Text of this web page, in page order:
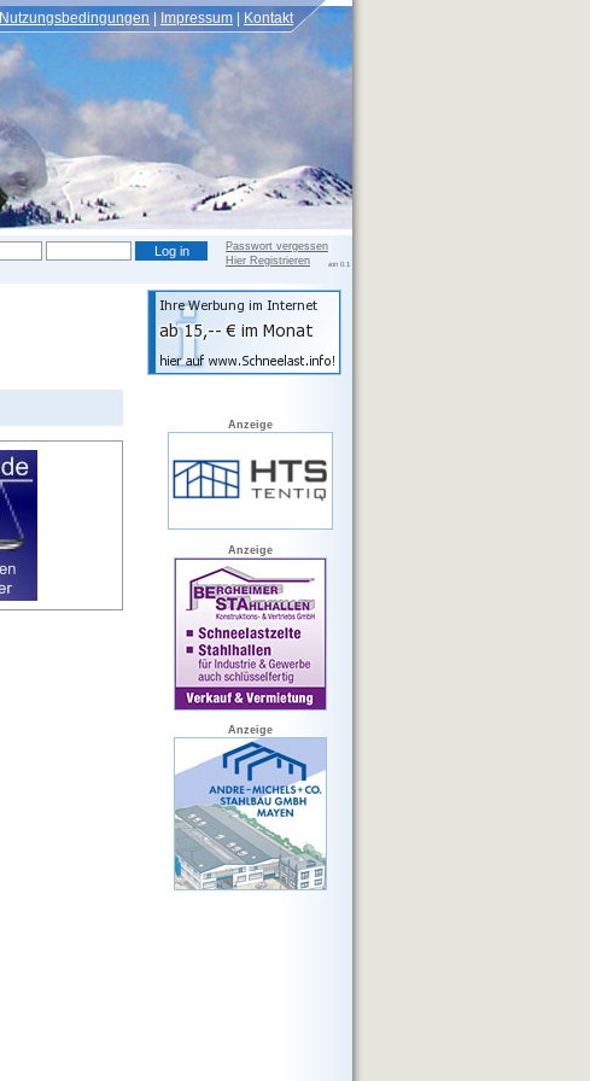
Nutzungsbedingungen Impressum Kontakt
Passwort vergessen
Hier Registrieren
Anzeige
Anzeige
Anzeige
Version 0.2.108 beta, DB Version 0.1